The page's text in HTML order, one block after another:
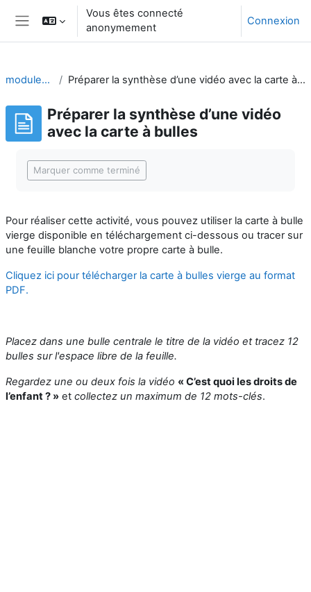
Passer au contenu principal
Panneau latéral
Vous êtes connecté
anonymement
Connexion
module-12 Préparer la synthèse d’une vidéo avec la carte à bulles
Préparer la synthèse d’une vidéo
avec la carte à bulles
Marquer comme terminé
Pour réaliser cette activité, vous pouvez utiliser la carte à bulle
vierge disponible en téléchargement ci-dessous ou tracer sur
une feuille blanche votre propre carte à bulle.
Cliquez ici pour télécharger la carte à bulles vierge au format
PDF.
Placez dans une bulle centrale le titre de la vidéo et tracez 12
bulles sur l'espace libre de la feuille.
Regardez une ou deux fois la vidéo « C’est quoi les droits de
l’enfant ? » et collectez un maximum de 12 mots-clés.